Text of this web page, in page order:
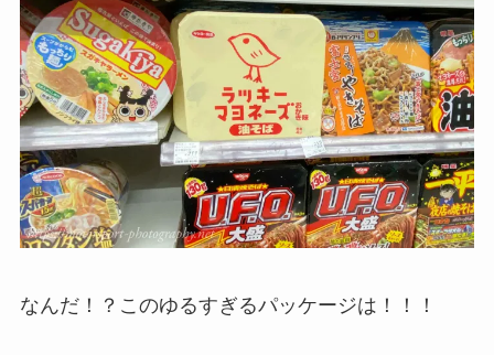
なんだ！？このゆるすぎるパッケージは！！！